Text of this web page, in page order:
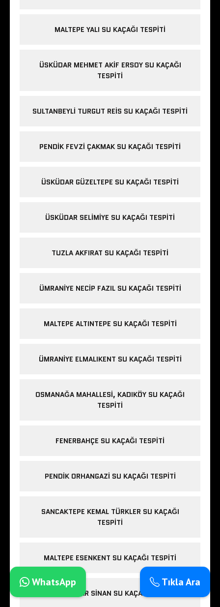
MALTEPE YALI SU KAÇAĞI TESPITI
ÜSKÜDAR MEHMET AKIF ERSOY SU KAÇAĞI
TESPITI
SULTANBEYLI TURGUT REIS SU KAÇAĞI TESPITI
PENDIK FEVZI ÇAKMAK SU KAÇAĞI TESPITI
ÜSKÜDAR GÜZELTEPE SU KAÇAĞI TESPITI
ÜSKÜDAR SELIMIYE SU KAÇAĞI TESPITI
TUZLA AKFIRAT SU KAÇAĞI TESPITI
ÜMRANIYE NECIP FAZIL SU KAÇAĞI TESPITI
MALTEPE ALTINTEPE SU KAÇAĞI TESPITI
ÜMRANIYE ELMALIKENT SU KAÇAĞI TESPITI
OSMANAĞA MAHALLESI, KADIKÖY SU KAÇAĞI
TESPITI
FENERBAHÇE SU KAÇAĞI TESPITI
PENDIK ORHANGAZI SU KAÇAĞI TESPITI
SANCAKTEPE KEMAL TÜRKLER SU KAÇAĞI
TESPITI
MALTEPE ESENKENT SU KAÇAĞI TESPITI
TUZLA MIMAR SINAN SU KAÇAĞI TESPITI
Tıkla Ara
WhatsApp